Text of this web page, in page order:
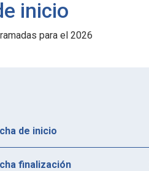
inicio
para el 2026
de inicio
finalización